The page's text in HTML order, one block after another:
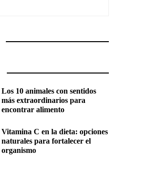
Los 10 animales con sentidos
más extraordinarios para
encontrar alimento
Vitamina C en la dieta: opciones
naturales para fortalecer el
organismo